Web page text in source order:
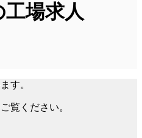
場求人
す。
覧ください。